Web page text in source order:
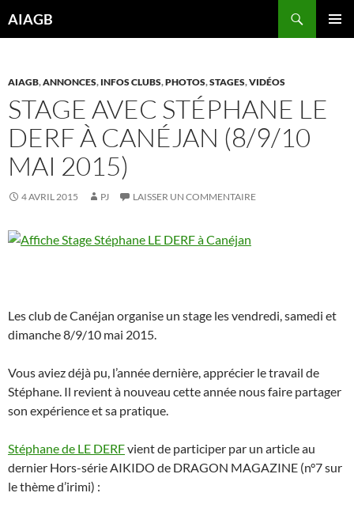
auAIAGB
AIAGB,ANNONCES, INFOS CLUBS,PHOTOS,STAGES,VIDÉOS
STAGE AVEC STÉPHANE LE
DERF À CANÉJAN (8/9/10
MAI 2015)
4 AVRIL 2015 PJ LAISSER UN COMMENTAIRE
Les club de Canéjan organise un stage les vendredi, samedi et
dimanche 8/9/10 mai 2015.
Vous aviez déjà pu, l’année dernière, apprécier le travail de
Stéphane. Il revient à nouveau cette année nous faire partager
son expérience et sa pratique.
Stéphane de LE DERFvient de participer par un article au
dernier Hors-série AIKIDO de DRAGON MAGAZINE (n°7 sur
le thème d’irimi) :